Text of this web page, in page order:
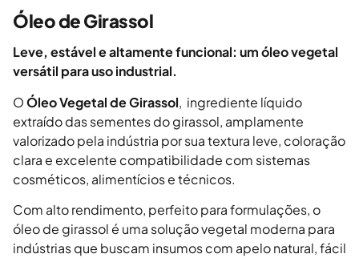
Óleo de Girassol
Leve, estável e altamente funcional: um óleo vegetal
versátil para uso industrial.
OÓleo Vegetal de Girassol, ingrediente líquido
extraído das sementes do girassol, amplamente
valorizado pela indústria por sua textura leve, coloração
clara e excelente compatibilidade com sistemas
cosméticos, alimentícios e técnicos.
Com alto rendimento, perfeito para formulações, o
óleo de girassol é uma solução vegetal moderna para
indústrias que buscam insumos com apelo natural, fácil